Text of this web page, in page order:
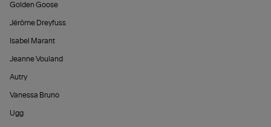
Golden Goose
Jérôme Dreyfuss
Isabel Marant
Jeanne Vouland
Autry
Vanessa Bruno
Ugg